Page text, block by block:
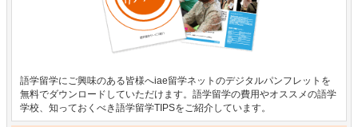
語学留学にご興味のある皆様へiae留学ネットのデジタルパンフレットを
無料でダウンロードしていただけます。語学留学の費用やオススメの語学
学校、知っておくべき語学留学TIPSをご紹介しています。